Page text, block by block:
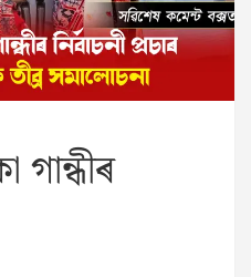
গান্ধীৰ